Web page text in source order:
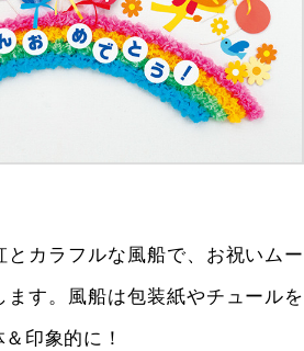
とカラフルな風船で、お祝いムー
ます。風船は包装紙やチュールを
印象的に！